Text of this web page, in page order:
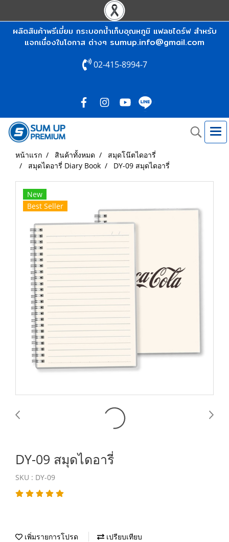
ผลิตสินค้าพรีเมี่ยม กระบอกน้ำเก็บอุณหภูมิ แฟลชไดร์ฟ สำหรับ
แจกเนื่องในโอกาส ต่างๆ sumup.info@gmail.com
02-415-8994-7
หน้าแรก สินค้าทั้งหมด
สมุดโน๊ตไดอารี่
สมุดไดอารี่ Diary Book
DY-09 สมุดไดอารี่
New
Best Seller
DY-09 สมุดไดอารี่
SKU : DY-09
เพิ่มรายการโปรด เปรียบเทียบ